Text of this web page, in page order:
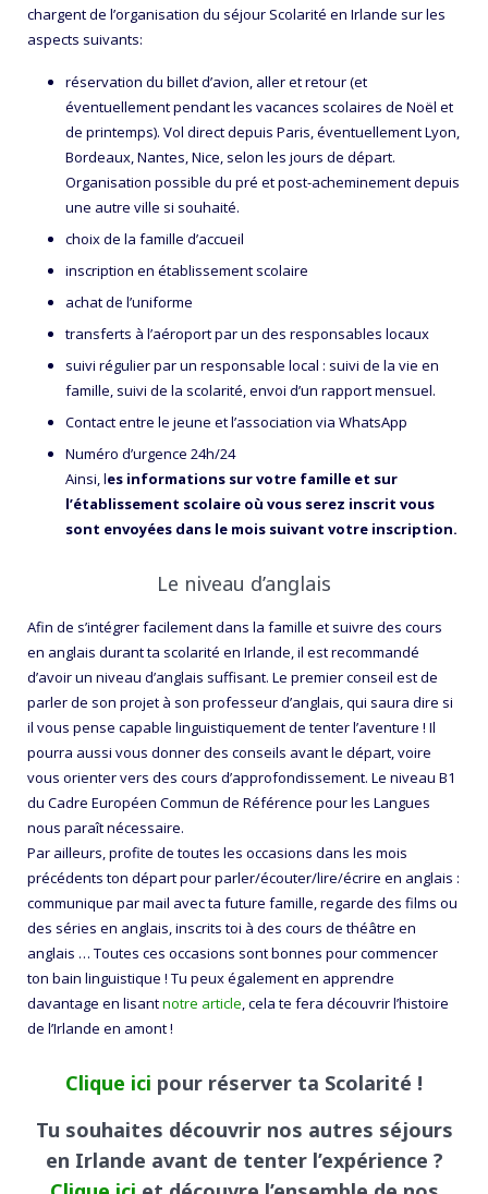
chargent de l’organisation du séjour Scolarité en Irlande sur les
aspects suivants:
réservation du billet d’avion, aller et retour (et
éventuellement pendant les vacances scolaires de Noël et
de printemps). Vol direct depuis Paris, éventuellement Lyon,
Bordeaux, Nantes, Nice, selon les jours de départ.
Organisation possible du pré et post-acheminement depuis
une autre ville si souhaité.
choix de la famille d’accueil
inscription en établissement scolaire
achat de l’uniforme
transferts à l’aéroport par un des responsables locaux
suivi régulier par un responsable local : suivi de la vie en
famille, suivi de la scolarité, envoi d’un rapport mensuel.
Contact entre le jeune et l’association via WhatsApp
Numéro d’urgence 24h/24
Ainsi, les informations sur votre famille et sur
l’établissement scolaire où vous serez inscrit vous
sont envoyées dans le mois suivant votre inscription.
Le niveau d’anglais
Afin de s’intégrer facilement dans la famille et suivre des cours
en anglais durant ta scolarité en Irlande, il est recommandé
d’avoir un niveau d’anglais suffisant. Le premier conseil est de
parler de son projet à son professeur d’anglais, qui saura dire si
il vous pense capable linguistiquement de tenter l’aventure ! Il
pourra aussi vous donner des conseils avant le départ, voire
vous orienter vers des cours d’approfondissement. Le niveau B1
du Cadre Européen Commun de Référence pour les Langues
nous paraît nécessaire.
Par ailleurs, profite de toutes les occasions dans les mois
précédents ton départ pour parler/écouter/lire/écrire en anglais :
communique par mail avec ta future famille, regarde des films ou
des séries en anglais, inscrits toi à des cours de théâtre en
anglais … Toutes ces occasions sont bonnes pour commencer
ton bain linguistique ! Tu peux également en apprendre
davantage en lisantnotre article, cela te fera découvrir l’histoire
de l’Irlande en amont !
Clique ici pour réserver ta Scolarité !
Tu souhaites découvrir nos autres séjours
en Irlande avant de tenter l’expérience ?